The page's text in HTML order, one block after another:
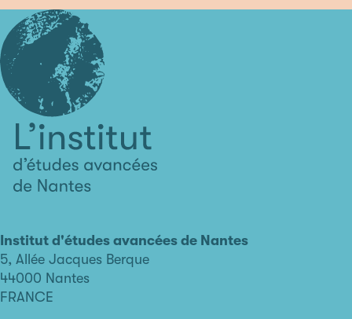
avancées
de
Nantes
Institut d'études avancées de Nantes
5, Allée Jacques Berque
44000 Nantes
FRANCE